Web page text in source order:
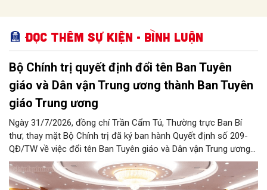
Đọc thêm Sự kiện - Bình luận
Bộ Chính trị quyết định đổi tên Ban Tuyên
giáo và Dân vận Trung ương thành Ban Tuyên
giáo Trung ương
Ngày 31/7/2026, đồng chí Trần Cẩm Tú, Thường trực Ban Bí
thư, thay mặt Bộ Chính trị đã ký ban hành Quyết định số 209-
QĐ/TW về việc đổi tên Ban Tuyên giáo và Dân vận Trung ương
thành Ban Tuyên giáo Trung ương.